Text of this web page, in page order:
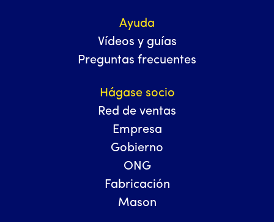
Ayuda
Vídeos y guías
Preguntas frecuentes
Hágase socio
Red de ventas
Empresa
Gobierno
ONG
Fabricación
Mason